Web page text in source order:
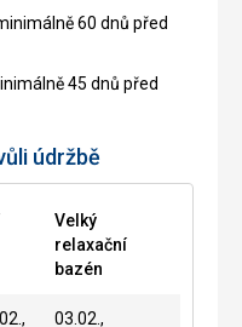
60 dnů před
45 dnů před
údržbě
Velký
relaxační
bazén
03.02.,